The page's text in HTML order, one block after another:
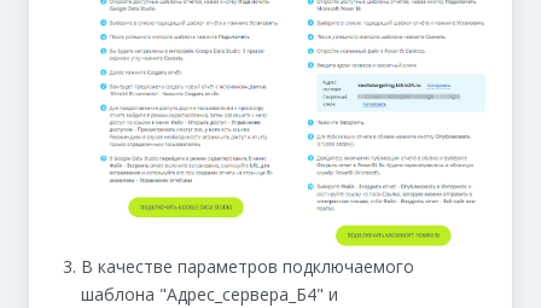
В качестве параметров подключаемого
шаблона "Адрес_сервера_Б4" и